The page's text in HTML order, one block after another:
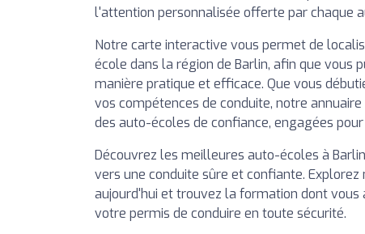
l'attention personnalisée offerte par chaque
Notre carte interactive vous permet de
école dans la région de Barlin, afin que vous
manière pratique et efficace. Que vous
vos compétences de conduite, notre
des auto-écoles de confiance, engagées
Découvrez les meilleures auto-écoles à
vers une conduite sûre et confiante. Explorez
aujourd'hui et trouvez la formation dont vous
votre permis de conduire en toute sécurité.